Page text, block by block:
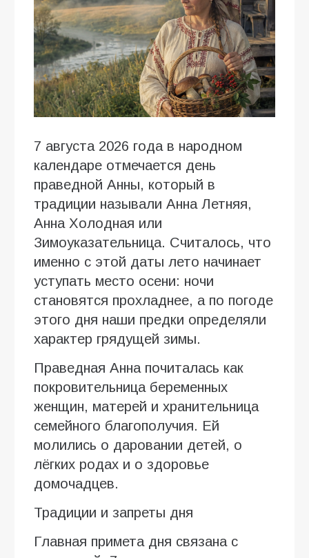
7 августа 2026 года в народном
календаре отмечается день
праведной Анны, который в
традиции называли Анна Летняя,
Анна Холодная или
Зимоуказательница. Считалось, что
именно с этой даты лето начинает
уступать место осени: ночи
становятся прохладнее, а по погоде
этого дня наши предки определяли
характер грядущей зимы.
Праведная Анна почиталась как
покровительница беременных
женщин, матерей и хранительница
семейного благополучия. Ей
молились о даровании детей, о
лёгких родах и о здоровье
домочадцев.
Традиции и запреты дня
Главная примета дня связана с